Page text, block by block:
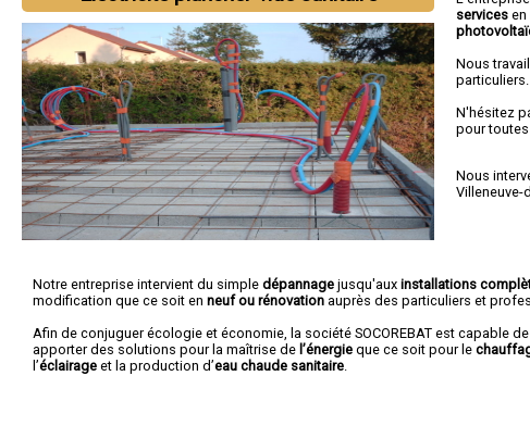
services en
Nous
particuliers.
N'hésitez
pour
Nous
Villeneuve-
Notre entreprise intervient du simple dépannage jusqu'aux installations
modification que ce soit en neuf ou rénovation auprès des particuliers et
Afin de conjuguer écologie et économie, la société SOCOREBAT est capable
apporter des solutions pour la maîtrise de l’énergie que ce soit pour le
l’éclairage et la production d’eau chaude sanitaire.